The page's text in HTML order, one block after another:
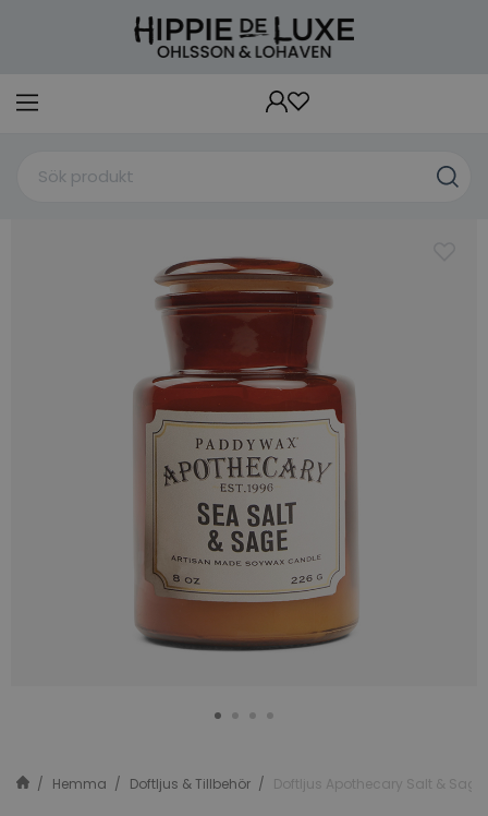
Hemma Doftljus & Tillbehör Doftljus Apothecary Salt & Sage